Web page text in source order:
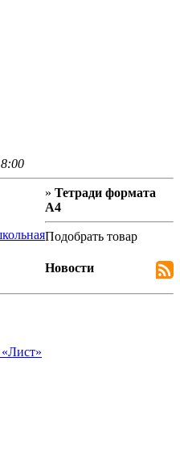
» Тетради формата
А4
Подобрать товар
Новости